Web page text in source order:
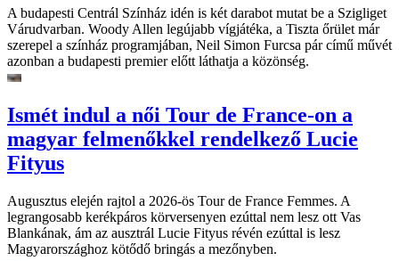
A budapesti Centrál Színház idén is két darabot mutat be a Szigliget
Várudvarban. Woody Allen legújabb vígjátéka, a Tiszta őrület már
szerepel a színház programjában, Neil Simon Furcsa pár című művét
azonban a budapesti premier előtt láthatja a közönség.
Ismét indul a női Tour de France-on a
magyar felmenőkkel rendelkező Lucie
Fityus
Augusztus elején rajtol a 2026-ös Tour de France Femmes. A
legrangosabb kerékpáros körversenyen ezúttal nem lesz ott Vas
Blankának, ám az ausztrál Lucie Fityus révén ezúttal is lesz
Magyarországhoz kötődő bringás a mezőnyben.